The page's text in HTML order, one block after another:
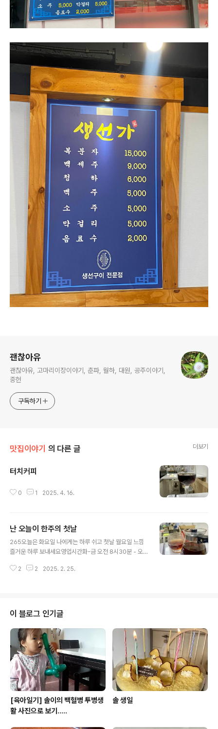
괜찮아유
괜찮아유, 고마리이장이야기, 춘파, 월하, 대원, 공주이야기,
중헌
구독하기
맛집이야기 의 다른 글 더보기
터치커피
0 1 2025. 4. 16.
난 오늘이 한주의 첫날
265오늘은 화요일 나에게는 하루 쉬고 첫날 월요일 느낌
즐거운 하루 보내세요영업시간화-금 오전 8시30분 - 오
요일점심시간 : 11:30-12:30#공주알밤빵무령로점#무령
2 2 2025. 2. 25.
이 블로그 인기글
[육아일기] 솔이의 백혈병 투병생
활 사진으로 보기.....
솔 생일